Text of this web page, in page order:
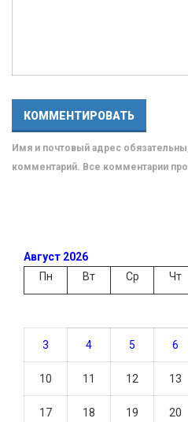
Имя и почтовый адрес
комментарий. Все комментарии
Август 2026
Пн
Вт Ср Чт
3 4 5 6
10 11 12 13
17 18 19 20